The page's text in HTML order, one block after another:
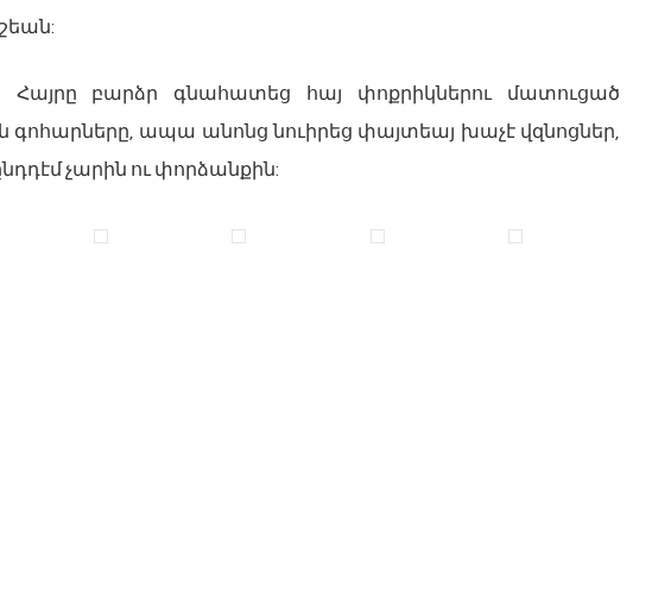
Հայրը բարձր գնահատեց հայ փոքրիկներու մատուցած
գոհարները, ապա անոնց նուիրեց փայտեայ խաչէ վզնոցներ,
չարին ու փորձանքին: